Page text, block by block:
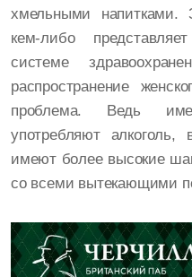
хмельными напитками.
кем-либо
системе
распространение
проблема. Ведь
употребляют
имеют более высокие
со всеми вытекающими